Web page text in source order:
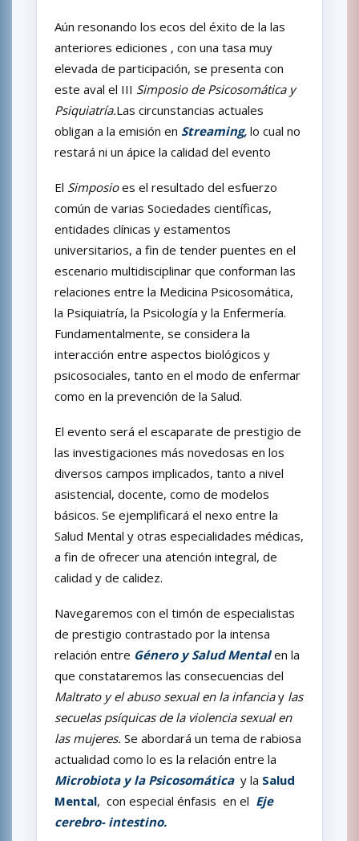
Aún resonando los ecos del éxito de la las
anteriores ediciones , con una tasa muy
elevada de participación, se presenta con
este aval el III Simposio de Psicosomática y
Psiquiatría.Las circunstancias actuales
obligan a la emisión en Streaming, lo cual no
restará ni un ápice la calidad del evento
El Simposioes el resultado del esfuerzo
común de varias Sociedades científicas,
entidades clínicas y estamentos
universitarios, a fin de tender puentes en el
escenario multidisciplinar que conforman las
relaciones entre la Medicina Psicosomática,
la Psiquiatría, la Psicología y la Enfermería.
Fundamentalmente, se considera la
interacción entre aspectos biológicos y
psicosociales, tanto en el modo de enfermar
como en la prevención de la Salud.
El evento será el escaparate de prestigio de
las investigaciones más novedosas en los
diversos campos implicados, tanto a nivel
asistencial, docente, como de modelos
básicos. Se ejemplificará el nexo entre la
Salud Mental y otras especialidades médicas,
a fin de ofrecer una atención integral, de
calidad y de calidez.
Navegaremos con el timón de especialistas
de prestigio contrastado por la intensa
relación entre Género y Salud Mentalen la
que constataremos las consecuencias del
Maltrato y el abuso sexual en la infanciay las
secuelas psíquicas de la violencia sexual en
las mujeres. Se abordará un tema de rabiosa
actualidad como lo es la relación entre la
Microbiota y la Psicosomática y la Salud
Mental, con especial énfasis en el Eje
cerebro- intestino.